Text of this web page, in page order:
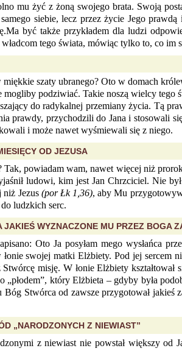
mu żyć z żoną swojego brata. Swoją
siebie, lecz przez życie Jego
być także przykładem dla ludzi
tego świata, mówiąc tylko to, co
szaty ubranego? Oto w domach
podziwiać. Takie noszą wielcy tego
do radykalnej przemiany życia. Tą
prawdy, przychodzili do Jana i stosowali
i może nawet wyśmiewali się z niego.
OD JEZUSA
powiadam wam, nawet więcej niż
ludowi, kim jest Jan Chrzciciel. Nie
niż Jezus (por Łk 1,36), aby Mu
ludzkich serc.
WYZNACZONE MU PRZEZ BOGA
Oto Ja posyłam mego wysłańca
swojej matki Elżbiety. Pod jej
misję. W łonie Elżbiety
który Elżbieta – gdyby była
Stwórca od zawsze przygotował jakieś
„NARODZONYCH Z NIEWIAST”
z niewiast nie powstał większy